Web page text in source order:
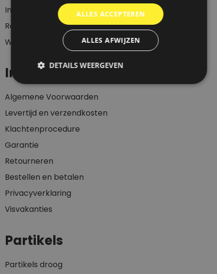
Inloggen
Registeren
Winkelwagen
Informatie
Algemene Voorwaarden
Levertijd en verzendkosten
Klachtenprocedure
Garantie
Retourneren
Bestellen en betalen
Privacyverklaring
Visvakanties
Partikels
Partikels droog
ALLES ACCEPTEREN
ALLES AFWIJZEN
DETAILS WEERGEVEN